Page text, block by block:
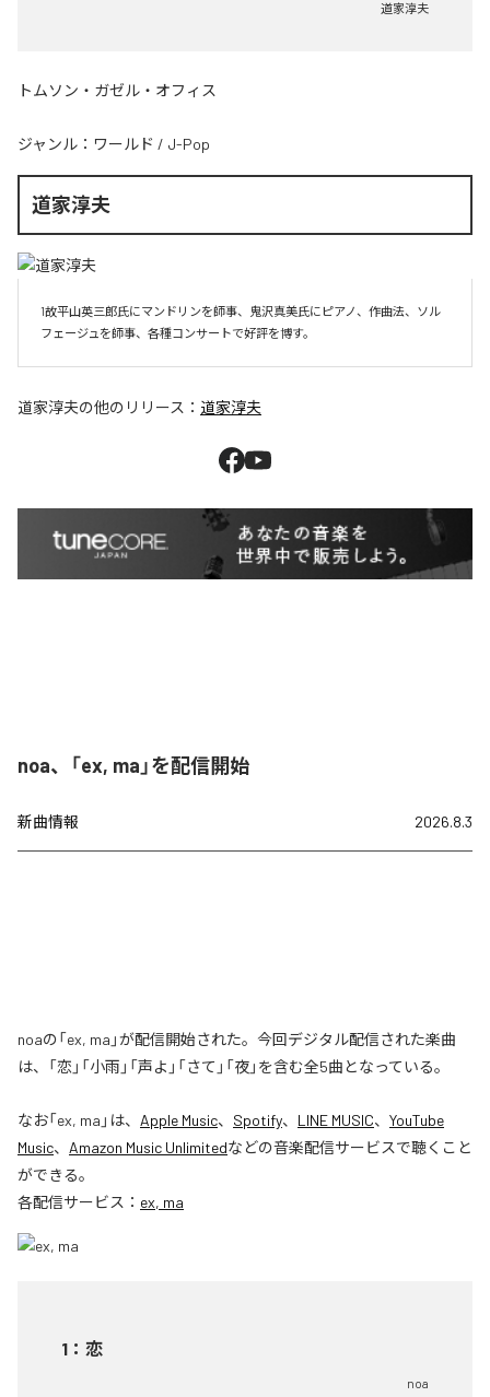
道家淳夫
トムソン・ガゼル・オフィス
ジャンル： ワールド / J-Pop
道家淳夫
1故平山英三郎氏にマンドリンを師事、鬼沢真美氏にピアノ、作曲法、ソル
フェージュを師事、各種コンサートで好評を博す。
道家淳夫の他のリリース： 道家淳夫
noa、「ex, ma」を配信開始
新曲情報 2026.8.3
noaの「ex, ma」が配信開始された。今回デジタル配信された楽曲
は、「恋」「小雨」「声よ」「さて」「夜」を含む全5曲となっている。
なお「ex, ma 」は、 Apple Music、 Spotify、 LINE MUSIC、 YouTube
Music、 Amazon Music Unlimitedなどの音楽配信サービスで聴くこと
ができる。
各配信サービス： ex, ma
1 ： 恋
noa